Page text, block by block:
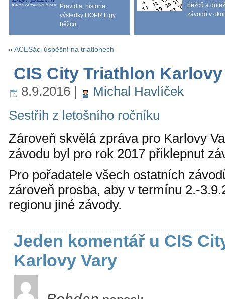
Pravidla, historie,
výsledky HOPR Ligy
běžců.
běžců a
závodů v
« ACESáci úspěšní na triatlonech
CIS City Triathlon
8.9.2016 |
Michal Havlíček
Sestřih z letošního ročníku
Zároveň skvělá zpráva pro Karlovy
závodu byl pro rok 2017 přiklepnut
Pro pořadatele všech ostatních
zároveň prosba, aby v termínu 2.-
regionu jiné závody.
Jeden komentář u CIS
Karlovy Vary